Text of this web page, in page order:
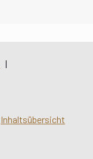
|
Inhaltsübersicht